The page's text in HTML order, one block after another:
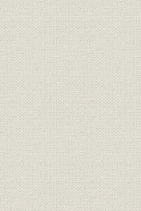
栃木
1907(明
年度